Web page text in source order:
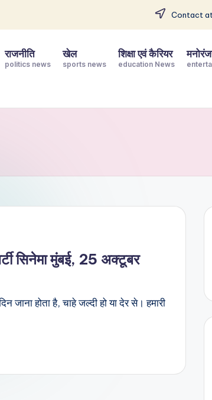
Contact at
राजनीति
politics news
खेल
sports news
शिक्षा एवं कैरियर
education News
सिनेमा मुंबई, 25 अक्टूबर
जाना होता है, चाहे जल्दी हो या देर से। हमारी